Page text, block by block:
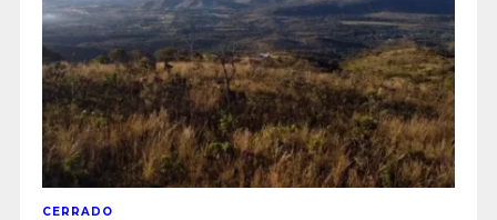
CERRADO